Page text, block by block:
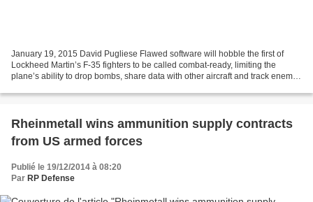
January 19, 2015 David Pugliese Flawed software will hobble the first of
Lockheed Martin’s F-35 fighters to be called combat-ready, limiting the
plane’s ability to drop bombs, share data with other aircraft and track enemy
Rheinmetall wins ammunition supply contracts
from US armed forces
Publié le 19/12/2014 à 08:20
Par RP Defense